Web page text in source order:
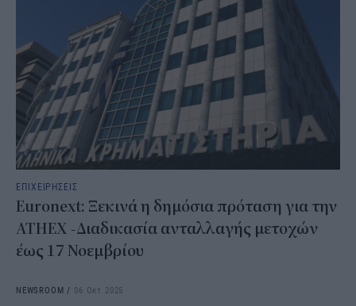
ΕΠΙΧΕΙΡΗΣΕΙΣ
Euronext: Ξεκινά η δημόσια πρόταση για την
ATHEX -Διαδικασία ανταλλαγής μετοχών
έως 17 Νοεμβρίου
NEWSROOM / 06 Οκτ 2025